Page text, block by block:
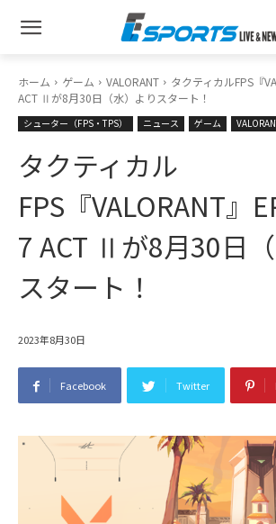
ホーム ゲーム VALORANT
タクティカルFPS『
ACT Ⅱが8月30日（水）よりスタート！
シューター（FPS・TPS） ニュース ゲーム
タクティカル
FPS『VALORANT』
7 ACT Ⅱが8月30日
スタート！
2023年8月30日
Facebook Twitter